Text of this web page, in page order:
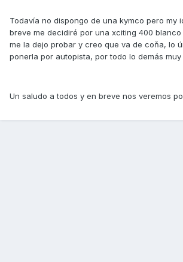
Todavía no dispongo de una kymco pero my
breve me decidiré por una xciting 400 blanco
me la dejo probar y creo que va de coňa, lo
ponerla por autopista, por todo lo demás muy
Un saludo a todos y en breve nos veremos